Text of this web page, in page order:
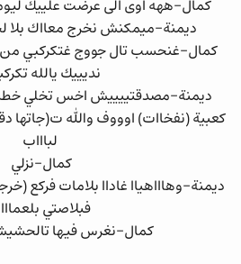
كمال-ههه اوى الى عرضت علييك
ديمنة-ميمكنش نخرج معااك بلا
كمال-غنحسب تال جووج غتكركبي من
نديييك يالله
ديمنة-مصدقتييييش اخس تخلي
كعبية (نفخاات) اوووف والله ت(جاتها
لباااب
كمال-نزلي
ديمنة-وهاااهياا غاداا بلامات فركع
فبلاصتي
كمال-نغرس فيها